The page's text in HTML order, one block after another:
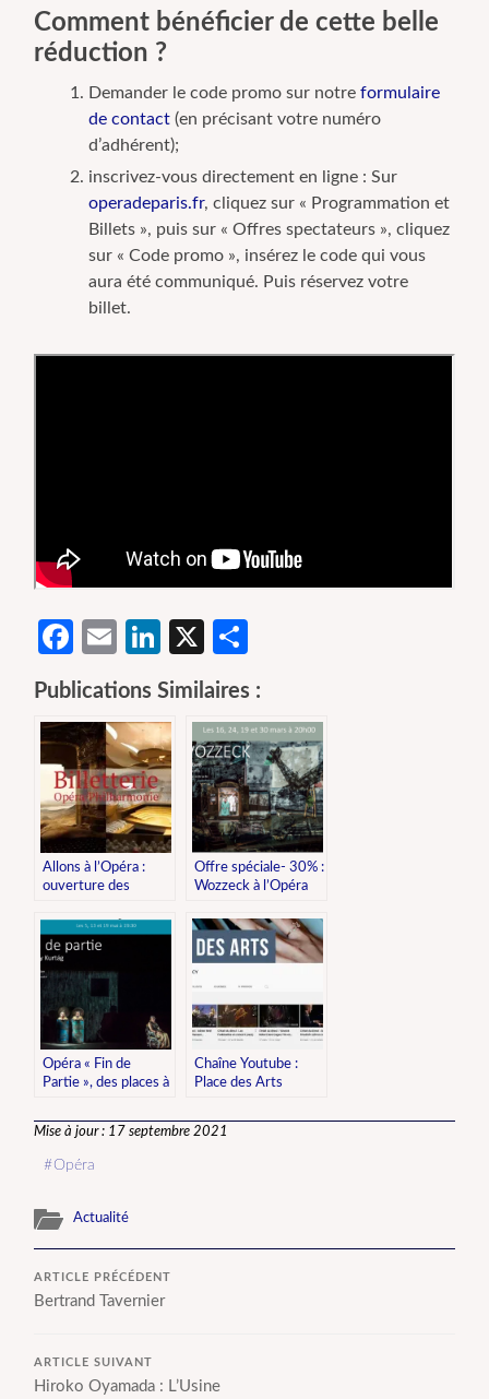
Comment bénéficier de cette belle
réduction ?
Demander le code promo sur notreformulaire
de contact (en précisant votre numéro
d’adhérent);
inscrivez-vous directement en ligne : Sur
operadeparis.fr, cliquez sur « Programmation et
Billets », puis sur « Offres spectateurs », cliquez
sur « Code promo », insérez le code qui vous
aura été communiqué. Puis réservez votre
billet.
Facebook
EmailLinkedIn
X
Publications Similaires :
Allons à l’Opéra :
ouverture des
Offre spéciale- 30% :
Wozzeck à l’Opéra
Opéra « Fin de
Partie », des places à
Chaîne Youtube :
Place des Arts
concerts
Mise à jour : 17 septembre 2021
Opéra
Actualité
ARTICLE PRÉCÉDENT
Bertrand Tavernier
ARTICLE SUIVANT
Hiroko Oyamada : L’Usine